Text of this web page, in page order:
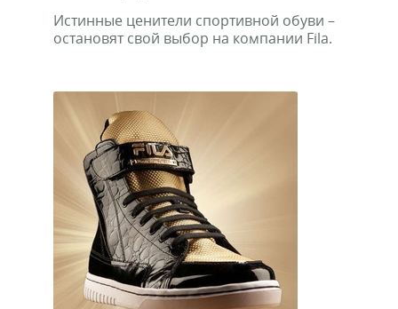
Истинные ценители спортивной обуви –
остановят свой выбор на компании Fila.